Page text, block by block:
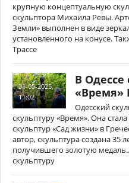
крупную концептуальную
скульптора Михаила Ревы.
Земли» выполнен в виде
установленного на конусе.
Трассе
31-05-2025,
11:02
В Одессе
«Время»
Одесский
скульптуру «Время». Она
скульптур «Сад жизни» в
автор, скульптура создана 35
получившего золотую
скульптуру